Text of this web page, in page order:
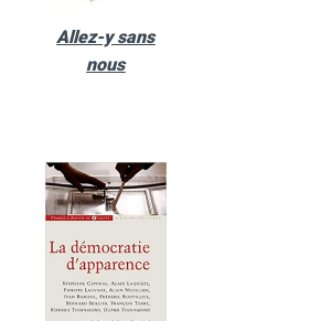
Allez-y sans
nous